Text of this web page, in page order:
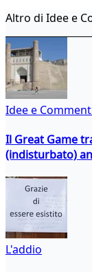
Altro di Idee e
Idee e
Il Great Game
(indisturbato)
L'addio